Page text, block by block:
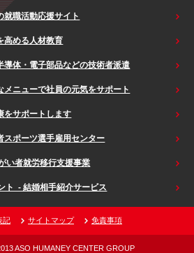
就職活動応援サイト
高める人材教育
導体・電子部品などの技術者派遣
メニューで社員の元気をサポート
をサポートします
スポーツ選手雇用センター
い者就労移行支援事業
ト - 結婚相手紹介サービス
記 サイトマップ 免責事項
ASO HUMANEY CENTER GROUP